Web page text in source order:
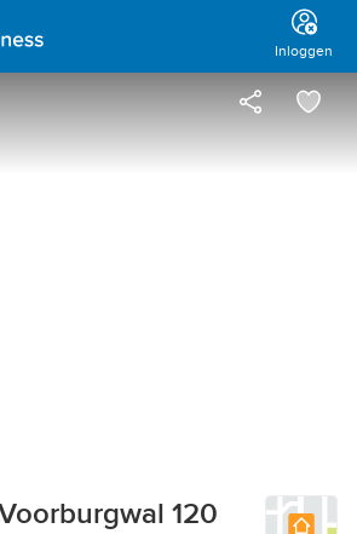
Inloggen
120